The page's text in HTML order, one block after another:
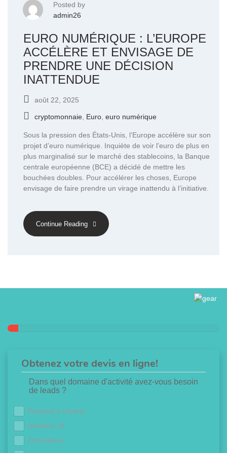
Posted by
admin26
EURO NUMÉRIQUE : L’EUROPE
ACCÉLÈRE ET ENVISAGE DE
PRENDRE UNE DÉCISION
INATTENDUE
août 22, 2025
cryptomonnaie Euro euro numérique
Sous la pression des États-Unis, l’Europe accélère sur son
projet d’euro numérique. Inquiète de voir l’euro de plus en
plus marginalisé sur le marché des stablecoins, la Banque
centrale européenne (BCE) a décidé de mettre les
bouchées doubles. Pour accélérer les choses, Europe
envisage de faire prendre un virage inattendu à l’initiative.
Continue Reading
Obtenez votre devis en ligne!
Dans quel domaine d'activité avez-vous besoin
de leads ?
Pompes à chaleur
Isolation 1€
Chaudières